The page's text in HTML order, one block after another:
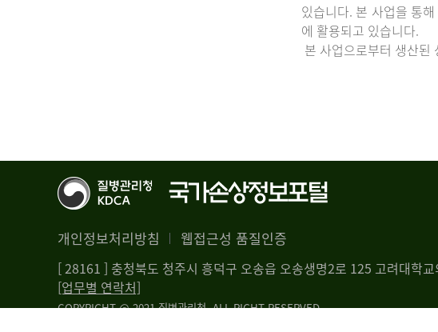
있습니다. 본 사업을 통
에 활용되고 있습니다.
본 사업으로부터 생산된
개인정보처리방침 웹접근성 품질인증
[ 28161 ] 충청북도 청주시 흥덕구 오송읍 오송생명2로 125 고려대학
[업무별 연락처]
COPYRIGHT @ 2021 질병관리청. ALL RIGHT RESERVED